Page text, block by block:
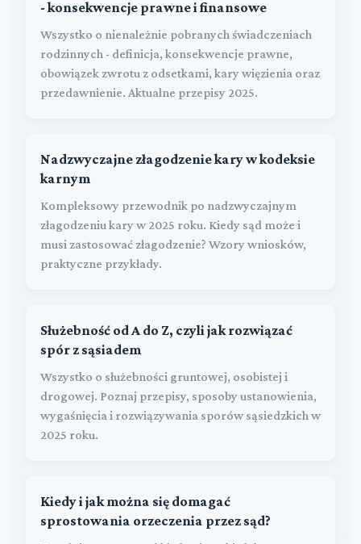
- konsekwencje prawne i finansowe
Wszystko o nienależnie pobranych świadczeniach
rodzinnych - definicja, konsekwencje prawne,
obowiązek zwrotu z odsetkami, kary więzienia oraz
przedawnienie. Aktualne przepisy 2025.
Nadzwyczajne złagodzenie kary w kodeksie
karnym
Kompleksowy przewodnik po nadzwyczajnym
złagodzeniu kary w 2025 roku. Kiedy sąd może i
musi zastosować złagodzenie? Wzory wniosków,
praktyczne przykłady.
Służebność od A do Z, czyli jak rozwiązać
spór z sąsiadem
Wszystko o służebności gruntowej, osobistej i
drogowej. Poznaj przepisy, sposoby ustanowienia,
wygaśnięcia i rozwiązywania sporów sąsiedzkich w
2025 roku.
Kiedy i jak można się domagać
sprostowania orzeczenia przez sąd?